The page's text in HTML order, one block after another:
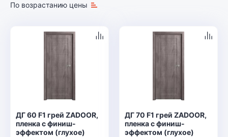
По возрастанию цены
ДГ 60 F1 грей ZADOOR,
пленка с финиш-
эффектом (глухое)
ДГ 70 F1 грей ZADOOR,
пленка с финиш-
эффектом (глухое)